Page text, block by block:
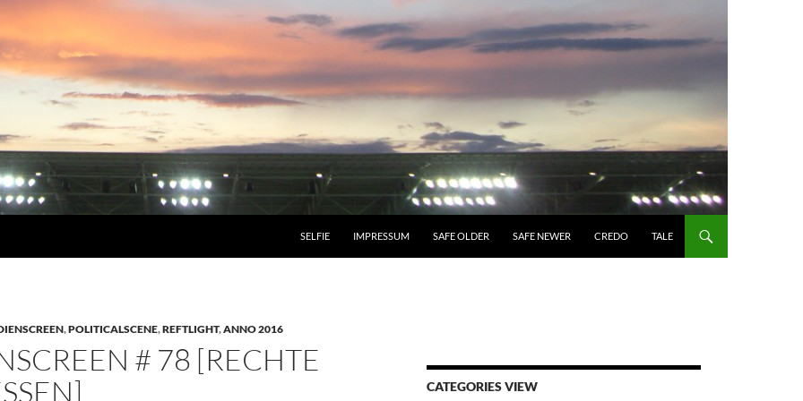
SELFIE IMPRESSUM SAFE OLDER SAFE NEWER CREDO TALE
,POLITICALSCENE,REFTLIGHT,ANNO 2016
# 78 [RECHTE
CATEGORIES VIEW